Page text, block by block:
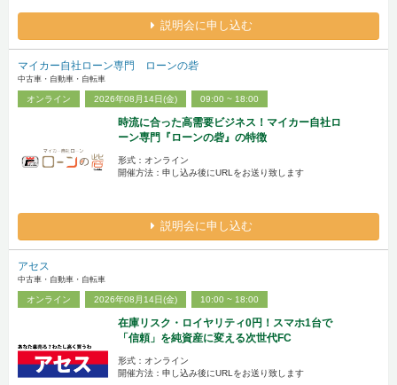
説明会に申し込む
マイカー自社ローン専門 ローンの砦
中古車・自動車・自転車
オンライン 2026年08月14日(金) 09:00 ~ 18:00
時流に合った高需要ビジネス！マイカー自社ロ
ーン専門『ローンの砦』の特徴
形式：オンライン
開催方法：申し込み後にURLをお送り致します
説明会に申し込む
アセス
中古車・自動車・自転車
オンライン 2026年08月14日(金) 10:00 ~ 18:00
在庫リスク・ロイヤリティ0円！スマホ1台で
「信頼」を純資産に変える次世代FC
形式：オンライン
開催方法：申し込み後にURLをお送り致します